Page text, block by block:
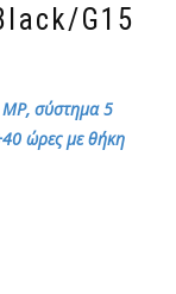
G15
σύστημα 5
ώρες με θήκη